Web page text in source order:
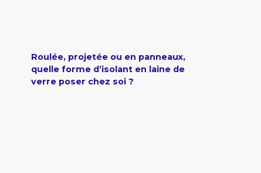
Roulée, projetée ou en panneaux,
quelle forme d’isolant en laine de
verre poser chez soi ?